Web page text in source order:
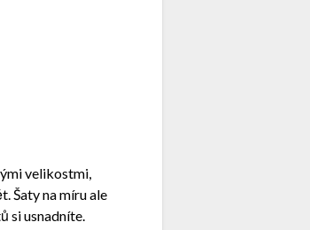
velikostmi,
Šaty na míru ale
si usnadníte.